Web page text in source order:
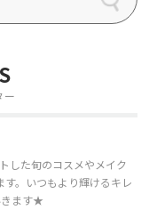
ー
した旬のコスメやメイク
。いつもより輝けるキレ
きます★